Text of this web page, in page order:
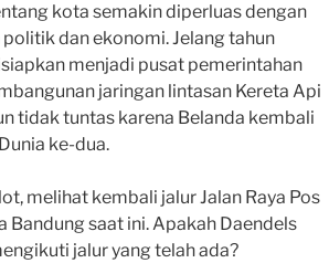
kota semakin diperluas dengan
dan ekonomi. Jelang tahun
menjadi pusat pemerintahan
jaringan lintasan Kereta Api
tidak tuntas karena Belanda kembali
ke-dua.
melihat kembali jalur Jalan Raya Pos
saat ini. Apakah Daendels
jalur yang telah ada?